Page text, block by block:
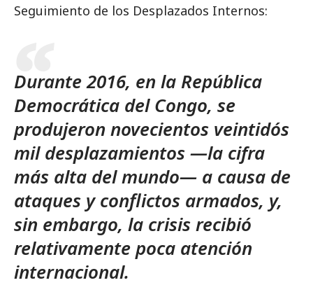
Seguimiento de los Desplazados Internos:
Durante 2016, en la República
Democrática del Congo, se
produjeron novecientos veintidós
mil desplazamientos —la cifra
más alta del mundo— a causa de
ataques y conflictos armados, y,
sin embargo, la crisis recibió
relativamente poca atención
internacional.